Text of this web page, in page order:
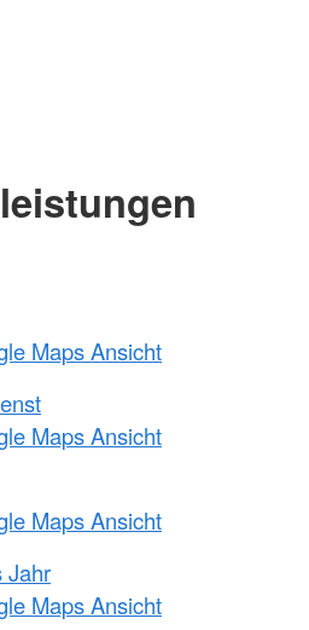
Maps Ansicht
Maps Ansicht
Maps Ansicht
Jahr
Maps Ansicht